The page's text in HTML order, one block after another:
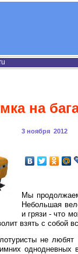
на
3 ноября 2012
Мы
Небольшая
и грязи - что
взять с собой
не
однодневных